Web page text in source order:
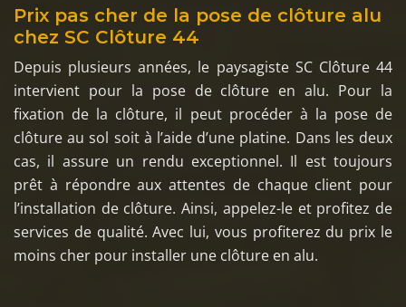
Prix pas cher de la pose de clôture alu
chez SC Clôture 44
Depuis plusieurs années, le paysagiste SC Clôture 44
intervient pour la pose de clôture en alu. Pour la
fixation de la clôture, il peut procéder à la pose de
clôture au sol soit à l’aide d’une platine. Dans les deux
cas, il assure un rendu exceptionnel. Il est toujours
prêt à répondre aux attentes de chaque client pour
l’installation de clôture. Ainsi, appelez-le et profitez de
services de qualité. Avec lui, vous profiterez du prix le
moins cher pour installer une clôture en alu.